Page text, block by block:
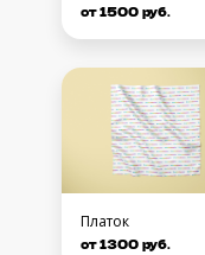
от 1500 руб.
Платок
от 1300 руб.